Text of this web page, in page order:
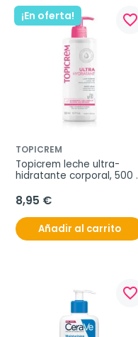
¡En oferta! favorite_border
TOPICREM
Topicrem leche ultra-
hidratante corporal, 500
8,95 €
Añadir al carrito
favorite_border